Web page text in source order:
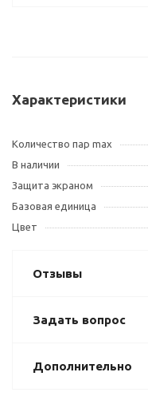
Характеристики
Количество пар max
В наличии
Защита экраном
Базовая единица
Цвет
Отзывы
Задать вопрос
Дополнительно